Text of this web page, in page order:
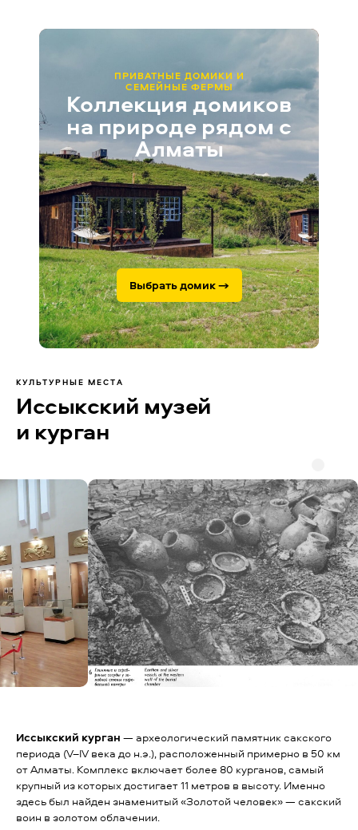
Выбрать домик →
ПРИВАТНЫЕ ДОМИКИ И
СЕМЕЙНЫЕ ФЕРМЫ
Коллекция домиков
на природе рядом с
Алматы
Иссыкский музей
и курган
КУЛЬТУРНЫЕ МЕСТА
Иссыкский курган — археологический памятник сакского
периода (V–IV века до н.э.), расположенный примерно в 50 км
от Алматы. Комплекс включает более 80 курганов, самый
крупный из которых достигает 11 метров в высоту. Именно
здесь был найден знаменитый «Золотой человек» — сакский
воин в золотом облачении.